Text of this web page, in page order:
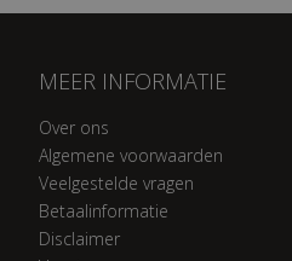
MEER INFORMATIE
Over ons
Algemene voorwaarden
Veelgestelde vragen
Betaalinformatie
Disclaimer